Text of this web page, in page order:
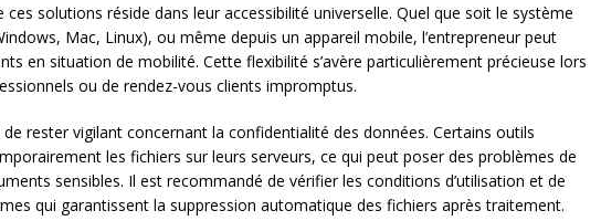
ces solutions réside dans leur accessibilité universelle. Quel que soit le système
Mac, Linux), ou même depuis un appareil mobile, l’entrepreneur peut
en situation de mobilité. Cette flexibilité s’avère particulièrement précieuse lors
ou de rendez-vous clients impromptus.
rester vigilant concernant la confidentialité des données. Certains outils
les fichiers sur leurs serveurs, ce qui peut poser des problèmes de
sensibles. Il est recommandé de vérifier les conditions d’utilisation et de
qui garantissent la suppression automatique des fichiers après traitement.